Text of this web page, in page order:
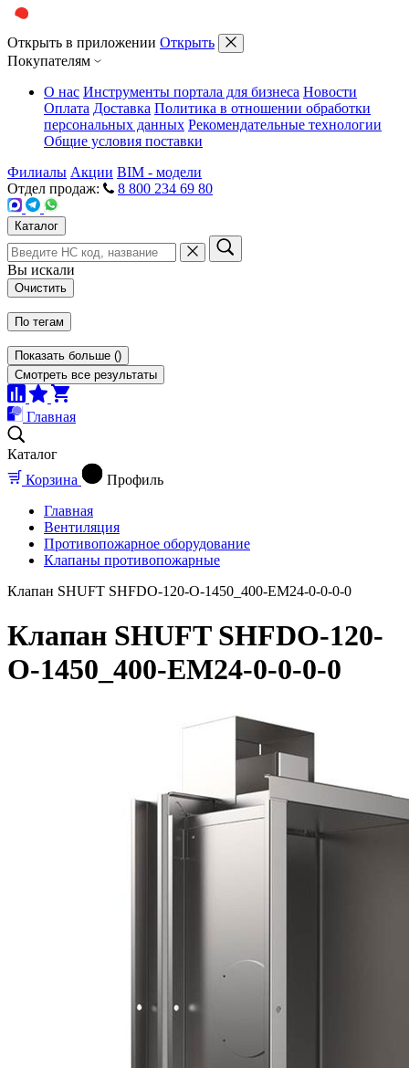
Открыть в приложении Открыть
Покупателям
О нас Инструменты портала для бизнеса Новости
Оплата Доставка Политика в отношении обработки
персональных данных Рекомендательные технологии
Общие условия поставки
Филиалы Акции BIM - модели
Отдел продаж:
8 800 234 69 80
Каталог
Вы искали
Очистить
По тегам
Показать больше ()
Смотреть все результаты
Главная
Каталог
Корзина
Профиль
Главная
Вентиляция
Противопожарное оборудование
Клапаны противопожарные
Клапан SHUFT SHFDO-120-O-1450_400-EM24-0-0-0-0
Клапан SHUFT SHFDO-120-
O-1450_400-EM24-0-0-0-0